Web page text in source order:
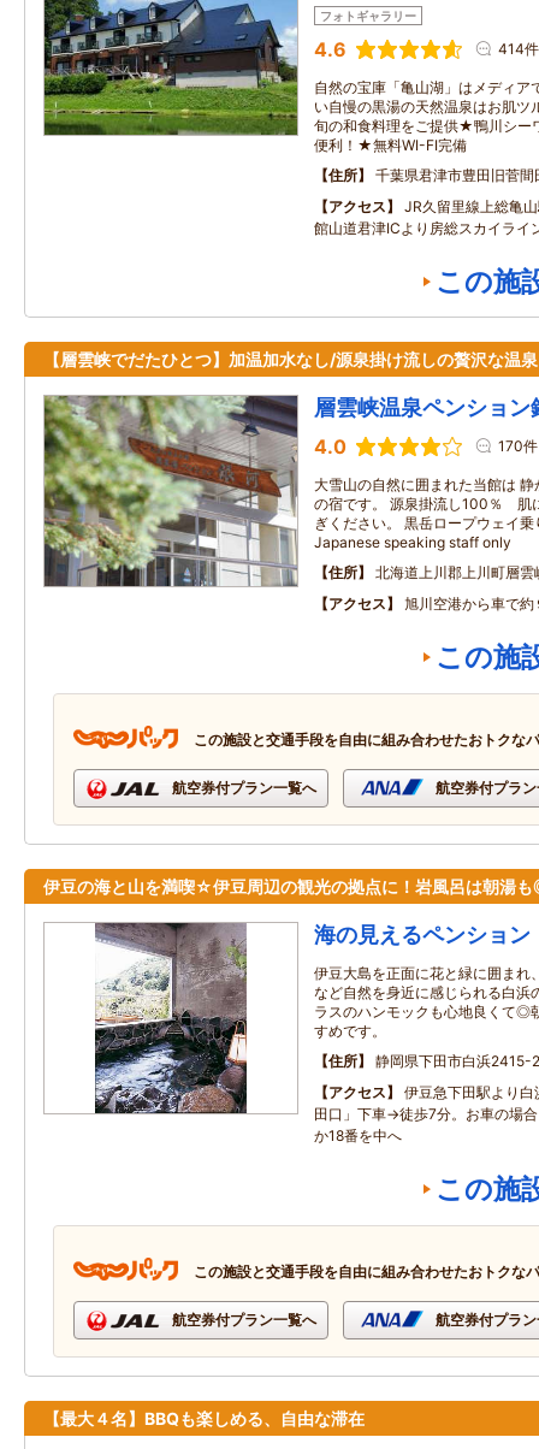
フォトギャラリー
4.6 414件
自然の宝庫「亀山湖」はメディ
い自慢の黒湯の天然温泉はお肌
旬の和食料理をご提供★鴨川シー
便利！★無料WI-FI完備
住所
千葉県君津市豊田旧菅間
アクセス
JR久留里線上総亀
館山道君津ICより房総スカイライ
この施
【層雲峡でだたひとつ】加温加水なし/源泉掛け流しの贅沢な温泉
層雲峡温泉ペンション
4.0 170件
大雪山の自然に囲まれた当館は
の宿です。 源泉掛流し100％ 肌
ぎください。 黒岳ロープウェイ
Japanese speaking staff only
住所
北海道上川郡上川町層雲
アクセス
旭川空港から車で約
この施
この施設と交通手段を自由に組み合わせたおトクな
航空券付プラン一覧へ 航空券付プラ
伊豆の海と山を満喫☆伊豆周辺の観光の拠点に！岩風呂は朝湯
海の見えるペンショ
伊豆大島を正面に花と緑に囲まれ
など自然を身近に感じられる白浜
ラスのハンモックも心地良くて◎
すめです。
住所
静岡県下田市白浜2415-2
アクセス
伊豆急下田駅より
田口」下車→徒歩7分。お車の場
か18番を中へ
この施
この施設と交通手段を自由に組み合わせたおトクな
航空券付プラン一覧へ 航空券付プラ
【最大４名】BBQも楽しめる、自由な滞在